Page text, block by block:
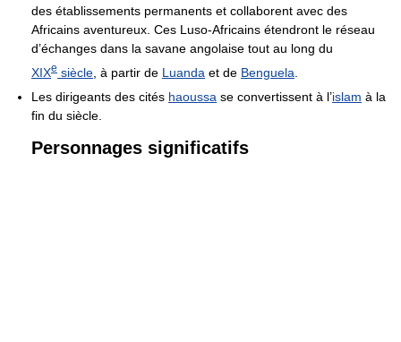
des établissements permanents et collaborent avec des
Africains aventureux. Ces Luso-Africains étendront le réseau
d’échanges dans la savane angolaise tout au long du
XIXe siècle , à partir de Luanda et de Benguela
Les dirigeants des cités haoussa se convertissent à l’islam à la
fin du siècle.
Personnages significatifs